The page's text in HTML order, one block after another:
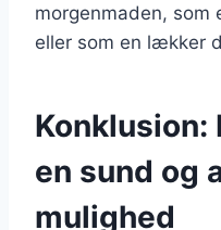
morgenmaden, som
eller som en lækker
Konklusion:
en sund og
mulighed